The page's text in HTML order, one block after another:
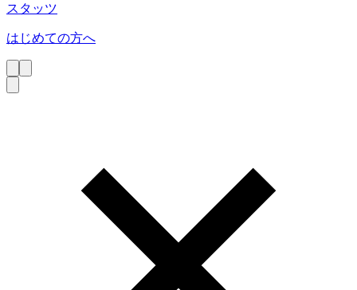
スタッツ
はじめての方へ